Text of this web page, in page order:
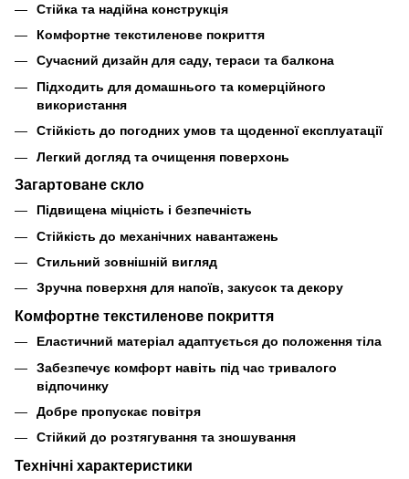
Стійка та надійна конструкція
Комфортне текстиленове покриття
Сучасний дизайн для саду, тераси та балкона
Підходить для домашнього та комерційного
використання
Стійкість до погодних умов та щоденної експлуатації
Легкий догляд та очищення поверхонь
Загартоване скло
Підвищена міцність і безпечність
Стійкість до механічних навантажень
Стильний зовнішній вигляд
Зручна поверхня для напоїв, закусок та декору
Комфортне текстиленове покриття
Еластичний матеріал адаптується до положення тіла
Забезпечує комфорт навіть під час тривалого
відпочинку
Добре пропускає повітря
Стійкий до розтягування та зношування
Технічні характеристики